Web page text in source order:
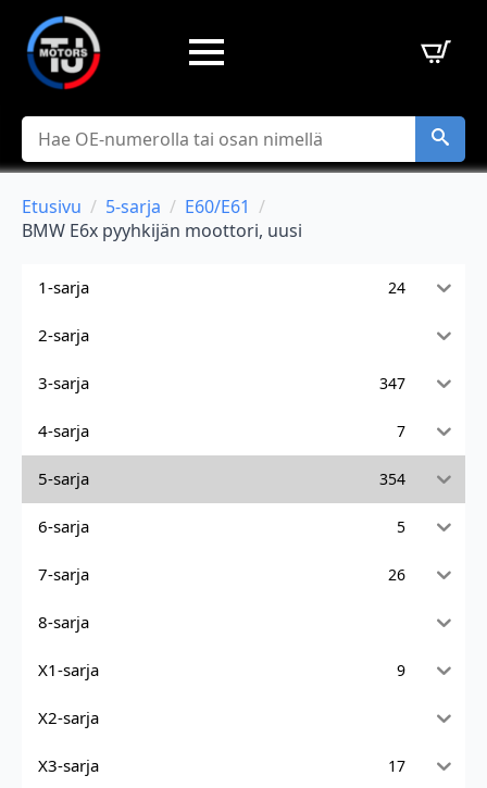
Hae
Etusivu 5-sarja
E60/E61
BMW E6x pyyhkijän moottori, uusi
1-sarja 24
2-sarja
3-sarja 347
4-sarja 7
5-sarja 354
6-sarja 5
7-sarja 26
8-sarja
X1-sarja 9
X2-sarja
X3-sarja 17